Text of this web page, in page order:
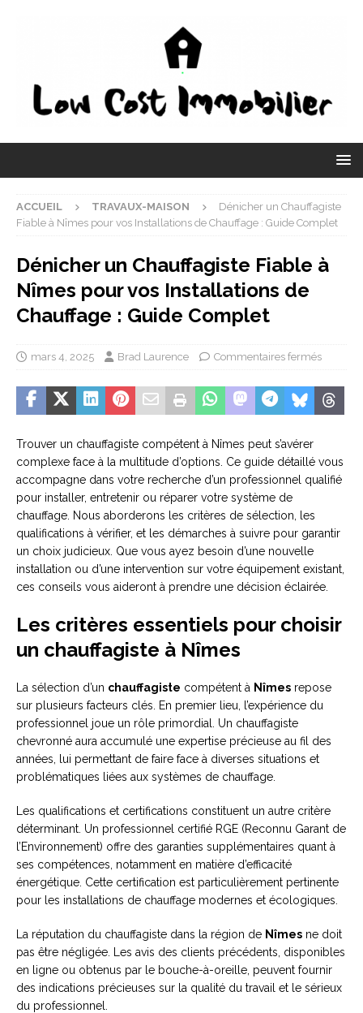
ACCUEIL TRAVAUX-MAISON
Dénicher un Chauffagiste
Fiable à Nîmes pour vos Installations de Chauffage : Guide Complet
Dénicher un Chauffagiste Fiable à
Nîmes pour vos Installations de
Chauffage : Guide Complet
mars 4, 2025 Brad Laurence Commentaires fermés
Trouver un chauffagiste compétent à Nîmes peut s’avérer
complexe face à la multitude d’options. Ce guide détaillé vous
accompagne dans votre recherche d’un professionnel qualifié
pour installer, entretenir ou réparer votre système de
chauffage. Nous aborderons les critères de sélection, les
qualifications à vérifier, et les démarches à suivre pour garantir
un choix judicieux. Que vous ayez besoin d’une nouvelle
installation ou d’une intervention sur votre équipement existant,
ces conseils vous aideront à prendre une décision éclairée.
Les critères essentiels pour choisir
un chauffagiste à Nîmes
La sélection d’un chauffagiste compétent à Nîmes repose
sur plusieurs facteurs clés. En premier lieu, l’expérience du
professionnel joue un rôle primordial. Un chauffagiste
chevronné aura accumulé une expertise précieuse au fil des
années, lui permettant de faire face à diverses situations et
problématiques liées aux systèmes de chauffage.
Les qualifications et certifications constituent un autre critère
déterminant. Un professionnel certifié RGE (Reconnu Garant de
l’Environnement) offre des garanties supplémentaires quant à
ses compétences, notamment en matière d’efficacité
énergétique. Cette certification est particulièrement pertinente
pour les installations de chauffage modernes et écologiques.
La réputation du chauffagiste dans la région de Nîmes ne doit
pas être négligée. Les avis des clients précédents, disponibles
en ligne ou obtenus par le bouche-à-oreille, peuvent fournir
des indications précieuses sur la qualité du travail et le sérieux
du professionnel.